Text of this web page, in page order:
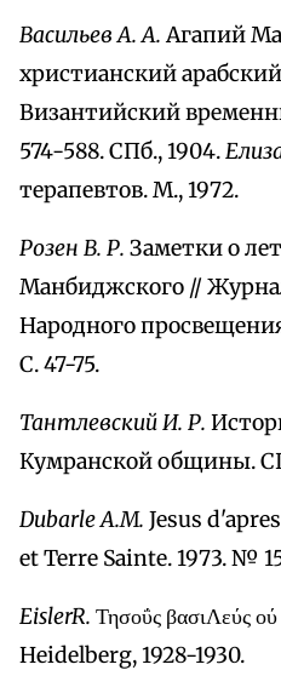
Васильев А. А.Агапий
христианский
Византийский
574-588. СПб., 1904.
терапевтов. М., 1972.
Розен В. Р. Заметки о
Манбиджского //
Народного
С. 47-75.
Тантлевский И. Р.
Кумранской общины.
Dubarle A.M. Jesus
et Terre Sainte. 1973. №
EislerR. Τησοΰς βασιΛεύς
Heidelberg, 1928-1930.